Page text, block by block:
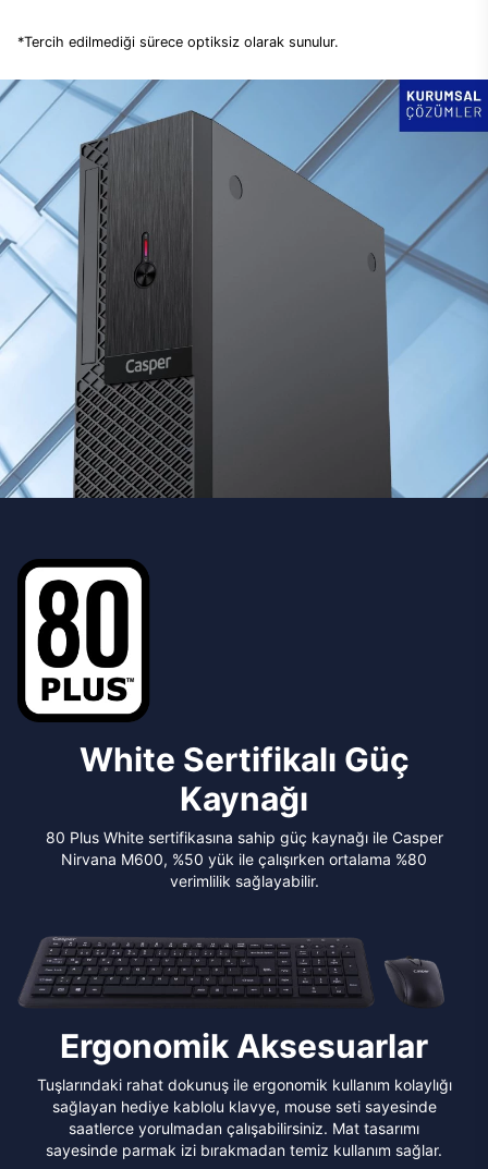
*Tercih edilmediği sürece optiksiz olarak sunulur.
White Sertifikalı Güç
Kaynağı
80 Plus White sertifikasına sahip güç kaynağı ile Casper
Nirvana M600, %50 yük ile çalışırken ortalama %80
verimlilik sağlayabilir.
Ergonomik Aksesuarlar
Tuşlarındaki rahat dokunuş ile ergonomik kullanım kolaylığı
sağlayan hediye kablolu klavye, mouse seti sayesinde
saatlerce yorulmadan çalışabilirsiniz. Mat tasarımı
sayesinde parmak izi bırakmadan temiz kullanım sağlar.